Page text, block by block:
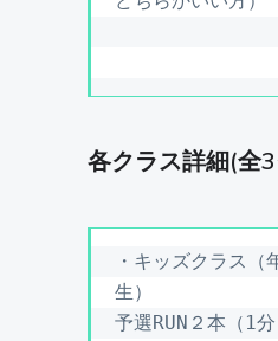
各クラス詳細(全
・キッズクラス（
生）
予選RUN２本（1